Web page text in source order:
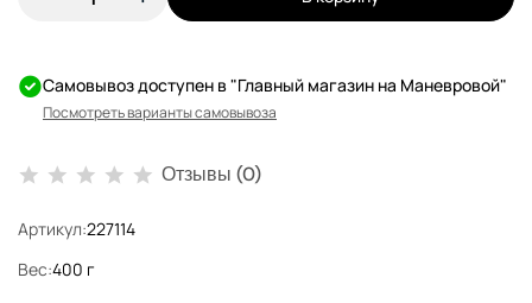
Самовывоз доступен в "Главный магазин на Маневровой"
Посмотреть варианты самовывоза
Отзывы (0)
Артикул:227114
Вес:400 г